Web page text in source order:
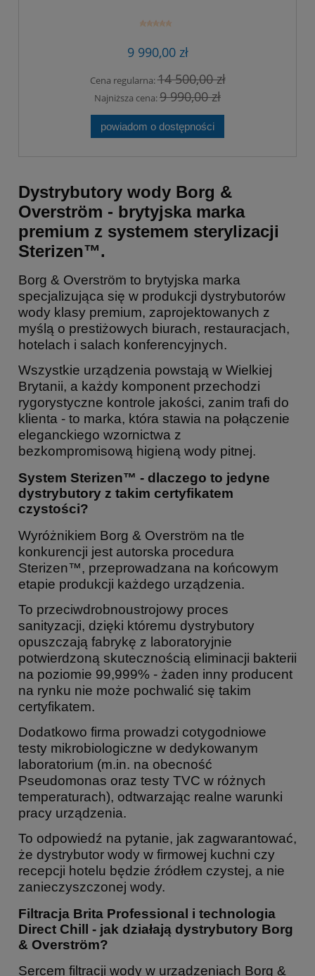
9 990,00 zł
Cena regularna:14 500,00 zł
Najniższa cena:9 990,00 zł
powiadom o dostępności
Dystrybutory wody Borg &
Overström - brytyjska marka
premium z systemem sterylizacji
Sterizen™.
Borg & Overström to brytyjska marka
specjalizująca się w produkcji dystrybutorów
wody klasy premium, zaprojektowanych z
myślą o prestiżowych biurach, restauracjach,
hotelach i salach konferencyjnych.
Wszystkie urządzenia powstają w Wielkiej
Brytanii, a każdy komponent przechodzi
rygorystyczne kontrole jakości, zanim trafi do
klienta - to marka, która stawia na połączenie
eleganckiego wzornictwa z
bezkompromisową higieną wody pitnej.
System Sterizen™ - dlaczego to jedyne
dystrybutory z takim certyfikatem
czystości?
Wyróżnikiem Borg & Overström na tle
konkurencji jest autorska procedura
Sterizen™, przeprowadzana na końcowym
etapie produkcji każdego urządzenia.
To przeciwdrobnoustrojowy proces
sanityzacji, dzięki któremu dystrybutory
opuszczają fabrykę z laboratoryjnie
potwierdzoną skutecznością eliminacji bakterii
na poziomie 99,999% - żaden inny producent
na rynku nie może pochwalić się takim
certyfikatem.
Dodatkowo firma prowadzi cotygodniowe
testy mikrobiologiczne w dedykowanym
laboratorium (m.in. na obecność
Pseudomonas oraz testy TVC w różnych
temperaturach), odtwarzając realne warunki
pracy urządzenia.
To odpowiedź na pytanie, jak zagwarantować,
że dystrybutor wody w firmowej kuchni czy
recepcji hotelu będzie źródłem czystej, a nie
zanieczyszczonej wody.
Filtracja Brita Professional i technologia
Direct Chill - jak działają dystrybutory Borg
& Overström?
Sercem filtracji wody w urządzeniach Borg &